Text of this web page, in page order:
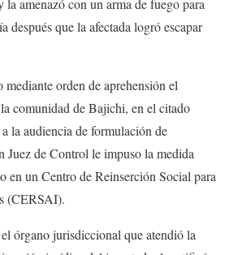
la amenazó con un arma de fuego para
después que la afectada logró escapar
orden de aprehensión el
comunidad de Bajichi, en el citado
la audiencia de formulación de
Juez de Control le impuso la medida
en un Centro de Reinserción Social para
(CERSAI).
órgano jurisdiccional que atendió la